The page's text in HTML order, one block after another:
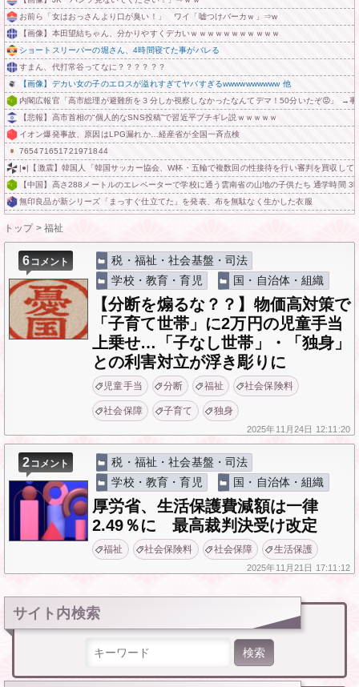
お前ら「女はおっさんより口が臭い！」 ワイ「嘘つけバーカｗ」⇒w
【画像】本田望結ちゃん、分かりやすくデカいｗｗｗｗｗｗｗｗｗｗｗ
ショートスリーパーの堀さん、4時間寝てた事がバレる
すまん、代打常谷ってなに？？？？？？
【画像】デカい女の子のエロスが溢れすぎてヤバすぎるwwwwwwwwww 他
内閣広報官「高市総理が避難所を３分しか視察しなかったなんてデマ！50分いたぞ😡」 →
【悲報】高市首相の“個人的なSNS投稿”で習近平ブチギレ説ｗｗｗｗｗ
イオン爆発事故、原因はLPG漏れか…経産省が全国一斉点検
765471651721971844
|●|【激震】韓国人「韓国サッカー協会、W杯・五輪で複数回の性接待を行い審判を買収し
【中国】高さ288メートルのエレベーターで学校に通う雲南省の山地の子供たち 通学時間
無印良品が新シリーズ「まっすぐ仕立てた」を発表、布を無駄なく生かした衣服
トップ> 福祉
6コメント
税・福祉・社会基盤・司法
学校・教育・育児
国・自治体・組織
【分断を煽るな？？】物価高対策で
「子育て世帯」に2万円の児童手当
上乗せ…「子なし世帯」・「独身」
との利害対立が浮き彫りに
児童手当 分断 福祉 社会保険料
社会保障 子育て 独身
2025年11月24日 12:11:20
2コメント
税・福祉・社会基盤・司法
学校・教育・育児
国・自治体・組織
厚労省、生活保護費減額は一律
2.49％に 最高裁判決受け改定
福祉 社会保険料 社会保障 生活保護
2025年11月21日 17:11:12
サイト内検索